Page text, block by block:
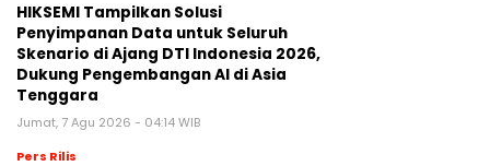
HIKSEMI Tampilkan Solusi
Penyimpanan Data untuk Seluruh
Skenario di Ajang DTI Indonesia 2026,
Dukung Pengembangan AI di Asia
Tenggara
Jumat, 7 Agu 2026 - 04:14 WIB
Pers Rilis